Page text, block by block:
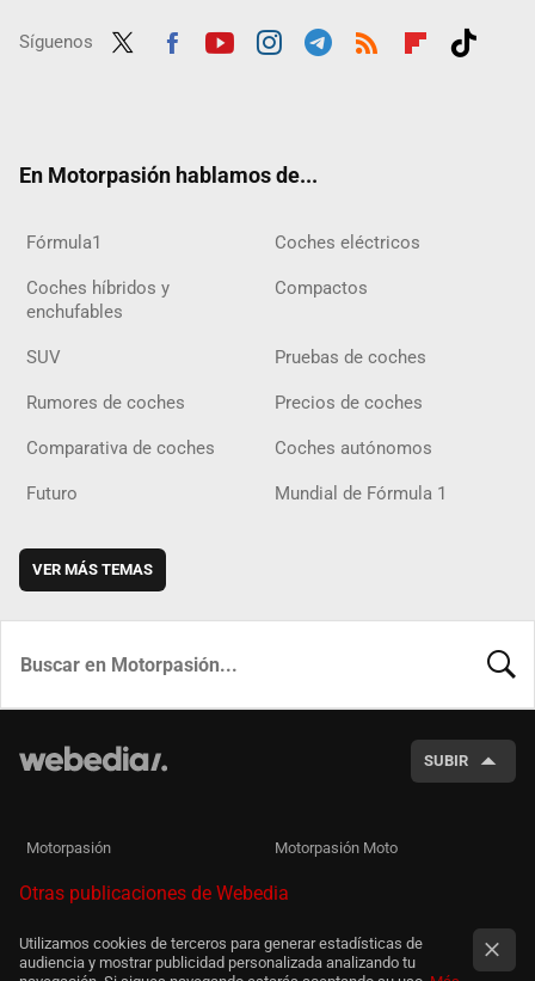
Síguenos
En Motorpasión hablamos de...
Fórmula1 Coches eléctricos
Coches híbridos y
enchufables
Compactos
SUV Pruebas de coches
Rumores de coches Precios de coches
Comparativa de coches Coches autónomos
Futuro Mundial de Fórmula 1
VER MÁS TEMAS
SUBIR
Motorpasión Motorpasión Moto
Otras publicaciones de Webedia
Utilizamos cookies de terceros para generar estadísticas de
audiencia y mostrar publicidad personalizada analizando tu